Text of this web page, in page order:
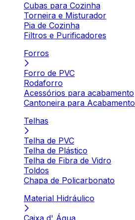
Cubas para Cozinha
Torneira e Misturador
Pia de Cozinha
Filtros e Purificadores
Forros
Forro de PVC
Rodaforro
Acessórios para acabamento
Cantoneira para Acabamento
Telhas
Telha de PVC
Telha de Plástico
Telha de Fibra de Vidro
Toldos
Chapa de Policarbonato
Material Hidráulico
Caixa d' Água